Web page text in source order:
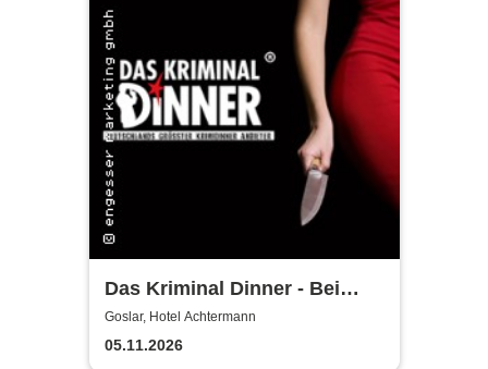
Das Kriminal Dinner - Bei
Aussage: Mord!
Goslar, Hotel Achtermann
05.11.2026